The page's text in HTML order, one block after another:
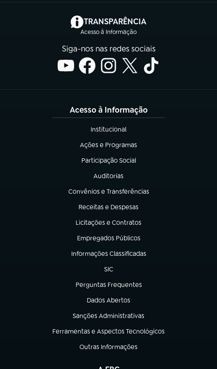
TRANSPARÊNCIA
Acesso à Informação
(abre em nova aba)
Siga-nos nas redes sociais
Acesso à Informação
Institucional
(abre em nova aba)
Ações e Programas
(abre em nova aba)
Participação Social
(abre em nova aba)
Auditorias
(abre em nova aba)
Convênios e Transferências
(abre em nova aba)
Receitas e Despesas
(abre em nova aba)
Licitações e Contratos
(abre em nova aba)
Empregados Públicos
(abre em nova aba)
Informações Classificadas
(abre em nova aba)
SIC
(abre em nova aba)
Perguntas Frequentes
(abre em nova aba)
Dados Abertos
(abre em nova aba)
Sanções Administrativas
(abre em nova aba)
Ferramentas e Aspectos Tecnológicos
(abre em nova aba)
Outras Informações
(abre em nova aba)